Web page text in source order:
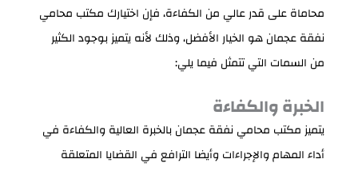
محاماة على قدر عالي من الكفاءة، فإن اختيارك مكتب محامي
نفقة عجمان هو الخيار الأفضل، وذلك لأنه يتميز بوجود الكثير
من السمات التي تتمثل فيما يلي:
الخبرة والكفاءة
يتميز مكتب محامي نفقة عجمان بالخبرة العالية والكفاءة في
أداء المهام والإجراءات وأيضا الترافع في القضايا المتعلقة